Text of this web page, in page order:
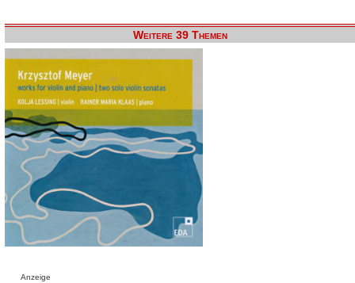
Weitere 39 Themen
Anzeige